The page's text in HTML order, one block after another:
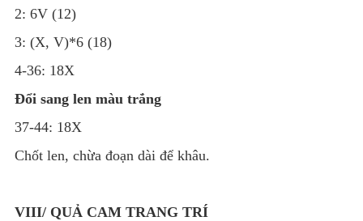
2: 6V (12)
3: (X, V)*6 (18)
4-36: 18X
Đổi sang len màu trắng
37-44: 18X
Chốt len, chừa đoạn dài để khâu.
VIII/ QUẢ CAM TRANG TRÍ